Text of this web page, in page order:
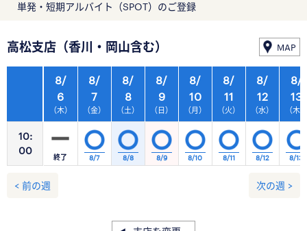
単発・短期アルバイト（SPOT）のご登録
高松支店（香川・岡山含む） MAP
10:
00
8/
6
（木）
8/
7
（金）
8/
8
（土）
8/
9
（日）
8/
10
（月）
8/
11
（火）
8/
12
（水）
終了 8/7 8/8 8/9 8/10 8/11 8/12
8/
13
（木）
8/13
< 前の週 次の週 >